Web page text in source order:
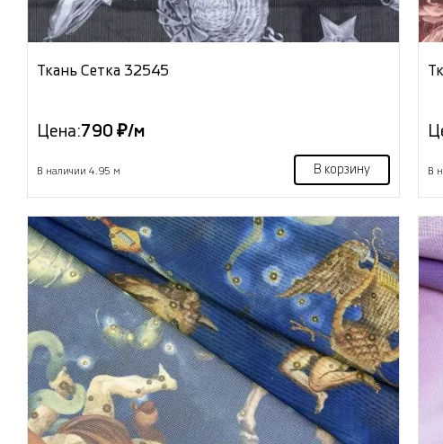
Ткань Сетка 32545
Цена:790 ₽/м
В наличии 4.95 м В корзину В